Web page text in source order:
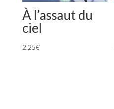
À l’assaut du
ciel
2.25€